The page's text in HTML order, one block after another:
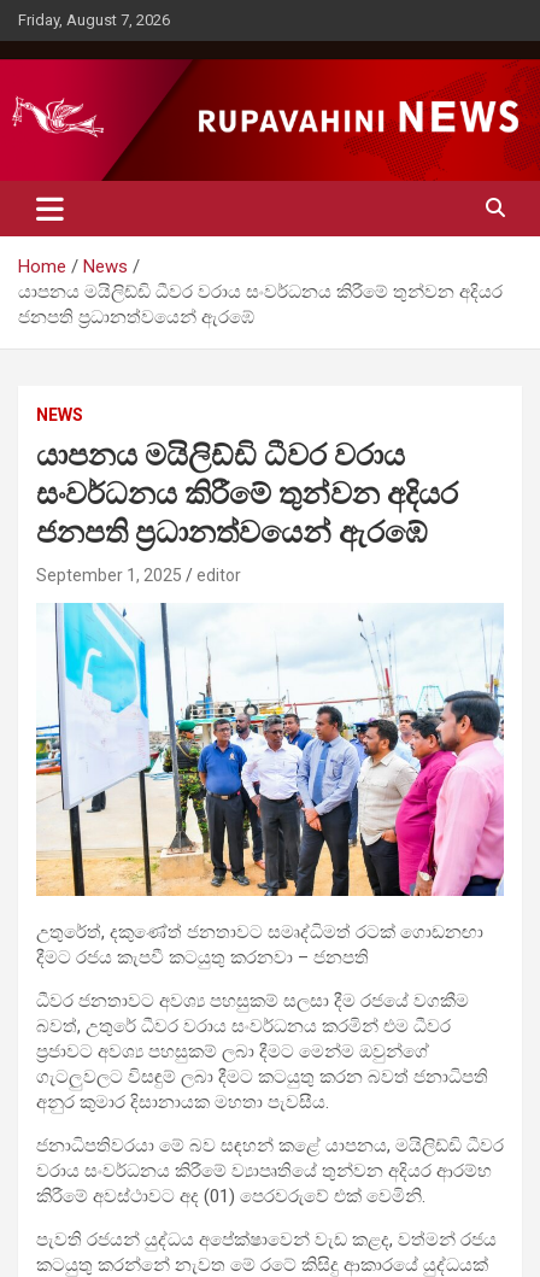
Skip
to
content
Friday, August 7, 2026
Rupavahini News
Home
News
යාපනය මයිලිඩ්ඩි ධීවර වරාය සංවර්ධනය කිරීමේ තුන්වන අදියර
ජනපති ප්‍රධානත්වයෙන් ඇරඹේ
NEWS
යාපනය මයිලිඩ්ඩි ධීවර වරාය
සංවර්ධනය කිරීමේ තුන්වන අදියර
ජනපති ප්‍රධානත්වයෙන් ඇරඹේ
September 1, 2025 editor
උතුරේත්, දකුණේත් ජනතාවට සමෘද්ධිමත් රටක් ගොඩනඟා
දීමට රජය කැපවී කටයුතු කරනවා – ජනපති
ධීවර ජනතාවට අවශ්‍ය පහසුකම් සලසා දීම රජයේ වගකීම
බවත්, උතුරේ ධීවර වරාය සංවර්ධනය කරමින් එම ධීවර
ප්‍රජාවට අවශ්‍ය පහසුකම් ලබා දීමට මෙන්ම ඔවුන්ගේ
ගැටලුවලට විසඳුම් ලබා දීමට කටයුතු කරන බවත් ජනාධිපති
අනුර කුමාර දිසානායක මහතා පැවසීය.
ජනාධිපතිවරයා මේ බව සඳහන් කළේ යාපනය, මයිලිඩ්ඩි ධීවර
වරාය සංවර්ධනය කිරීමේ ව්‍යාපෘතියේ තුන්වන අදියර ආරම්භ
කිරීමේ අවස්ථාවට අද (01) පෙරවරුවේ එක් වෙමිනි.
පැවති රජයන් යුද්ධය අපේක්ෂාවෙන් වැඩ කළද, වත්මන් රජය
කටයුතු කරන්නේ නැවත මේ රටේ කිසිදු ආකාරයේ යුද්ධයක්